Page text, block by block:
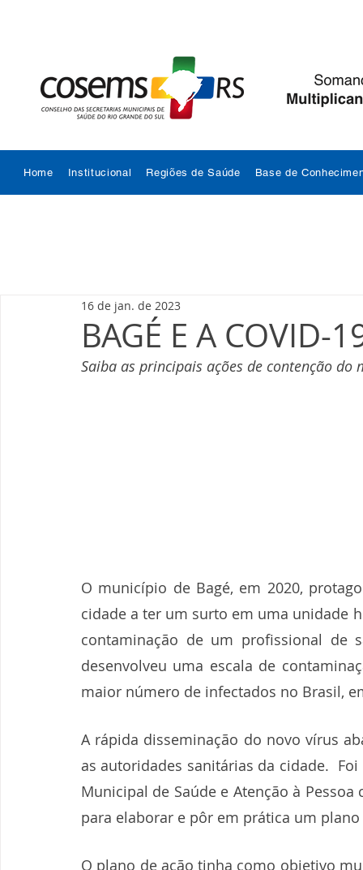
Home Institucional Regiões de Saúde Base de
BAGÉ E A COVID-
16 de jan. de 2023
Saiba as principais ações de contenção
O município de Bagé, em 2020,
cidade a ter um surto em uma unidade
contaminação de um profissional de
desenvolveu uma escala de
maior número de infectados no Brasil,
A rápida disseminação do novo vírus
as autoridades sanitárias da cidade.
Municipal de Saúde e Atenção à
para elaborar e pôr em prática um
O plano de ação tinha como objetivo